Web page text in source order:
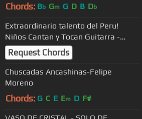
Chords: Bb Gm G D B Db
Extraordinario talento del Peru!
Niños Cantan y Tocan Guitarra -
Homenaje a la Madre
Request Chords
Chuscadas Ancashinas-Felipe
Moreno
Chords: G C E Em D F#